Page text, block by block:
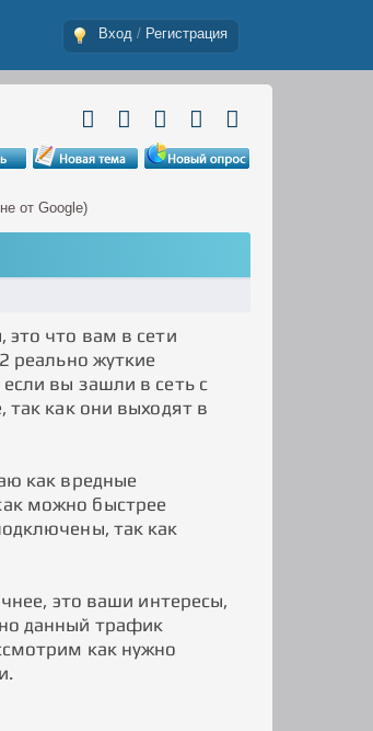
Вход / Регистрация
от Google)
это что вам в сети
реально жуткие
вы зашли в сеть с
так как они выходят в
как вредные
можно быстрее
так как
это ваши интересы,
данный трафик
как нужно